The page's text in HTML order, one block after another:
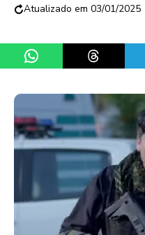
03/01/2025
Share on WhatsApp
Share on